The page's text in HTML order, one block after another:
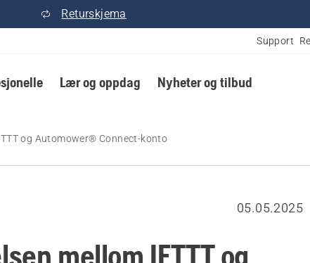
Returskjema
Support
Lær og oppdag Nyheter og tilbud
og Automower® Connect-konto
05.05.2025
mellom IFTTT og